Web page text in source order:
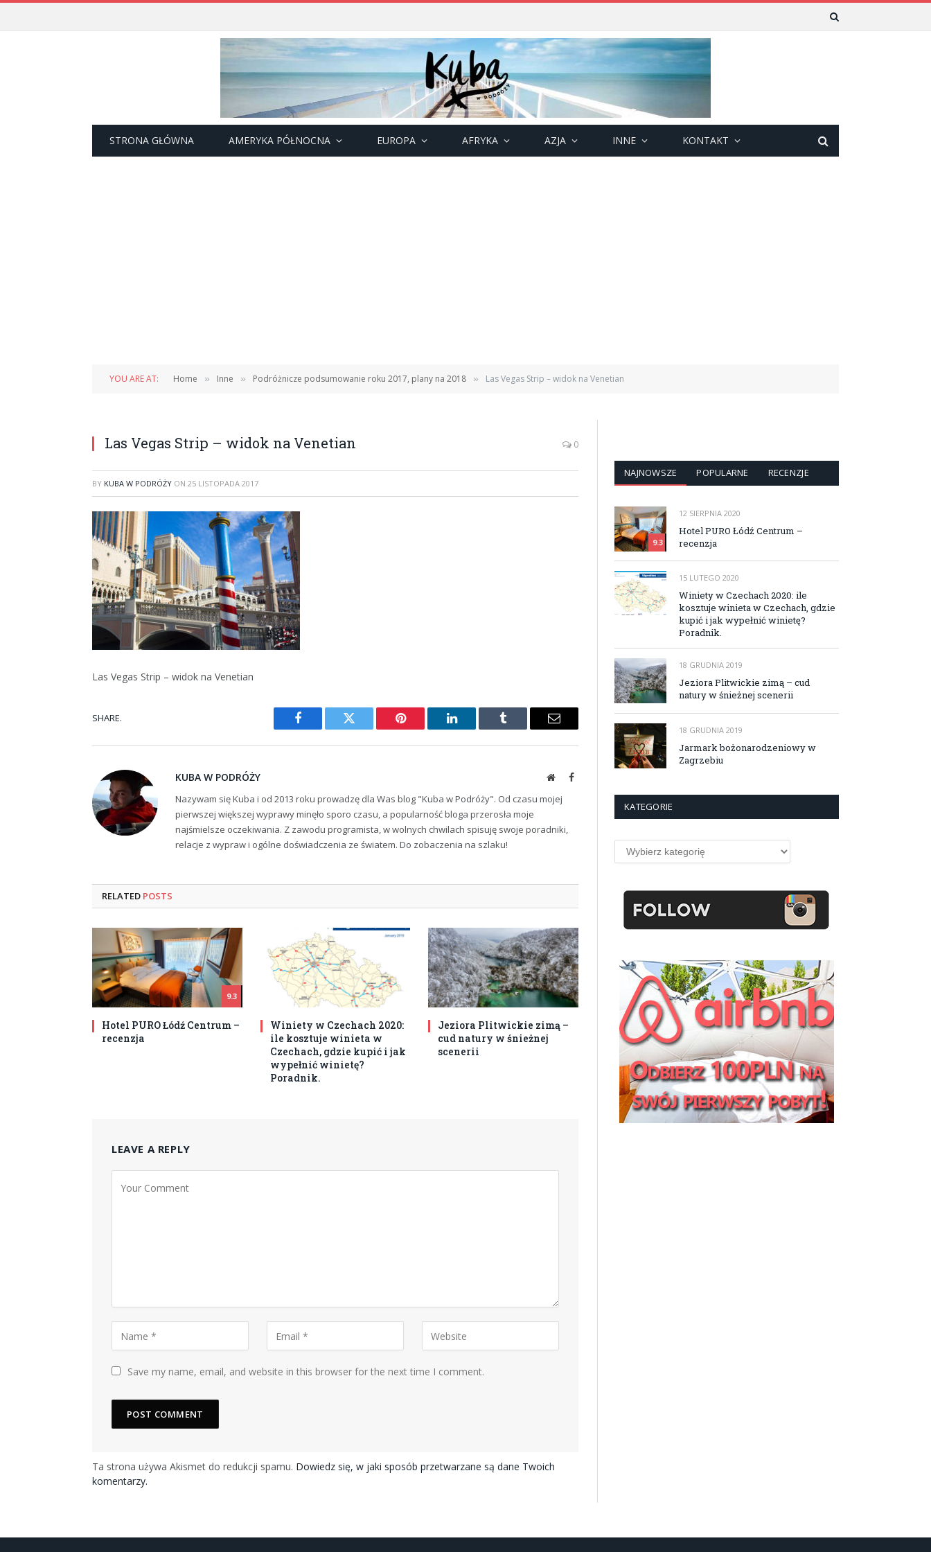
STRONA GŁÓWNA AMERYKA PÓŁNOCNA EUROPA AFRYKA AZJA INNE KONTAKT
YOU ARE AT: Home » Inne » Podróżnicze podsumowanie roku 2017, plany na 2018 » Las Vegas Strip – widok na Venetian
Las Vegas Strip – widok na Venetian 0
BY KUBA W PODRÓŻY ON 25 LISTOPADA 2017
Las Vegas Strip – widok na Venetian
SHARE.
Facebook Twitter Pinterest LinkedIn Tumblr Email
KUBA W PODRÓŻY WebsiteFacebook
Nazywam się Kuba i od 2013 roku prowadzę dla Was blog "Kuba w Podróży". Od czasu mojej
pierwszej większej wyprawy minęło sporo czasu, a popularność bloga przerosła moje
najśmielsze oczekiwania. Z zawodu programista, w wolnych chwilach spisuję swoje poradniki,
relacje z wypraw i ogólne doświadczenia ze światem. Do zobaczenia na szlaku!
RELATED POSTS
9.3
Hotel PURO Łódź Centrum –
recenzja
Winiety w Czechach 2020:
ile kosztuje winieta w
Czechach, gdzie kupić i jak
wypełnić winietę?
Poradnik.
Jeziora Plitwickie zimą –
cud natury w śnieżnej
scenerii
LEAVE A REPLY
Save my name, email, and website in this browser for the next time I comment.
Ta strona używa Akismet do redukcji spamu. Dowiedz się, w jaki sposób przetwarzane są dane Twoich
komentarzy.
NAJNOWSZE POPULARNE RECENZJE
9.3
12 SIERPNIA 2020
Hotel PURO Łódź Centrum –
recenzja
15 LUTEGO 2020
Winiety w Czechach 2020: ile
kosztuje winieta w Czechach, gdzie
kupić i jak wypełnić winietę?
Poradnik.
18 GRUDNIA 2019
Jeziora Plitwickie zimą – cud
natury w śnieżnej scenerii
18 GRUDNIA 2019
Jarmark bożonarodzeniowy w
Zagrzebiu
KATEGORIE
Kategorie